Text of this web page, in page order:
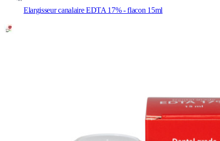
Elargisseur canalaire EDTA 17% - flacon 15ml